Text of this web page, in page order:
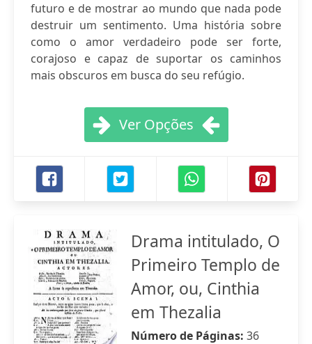
futuro e de mostrar ao mundo que nada pode
destruir um sentimento. Uma história sobre
como o amor verdadeiro pode ser forte,
corajoso e capaz de suportar os caminhos
mais obscuros em busca do seu refúgio.
Ver Opções
Drama intitulado, O
Primeiro Templo de
Amor, ou, Cinthia
em Thezalia
Número de Páginas: 36